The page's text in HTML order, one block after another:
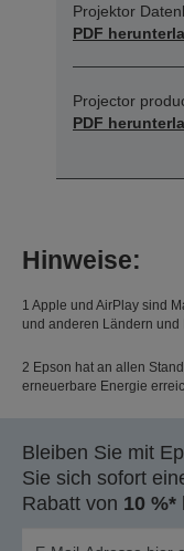
Projektor
PDF
Projector
PDF
Hinweise:
1 Apple und AirPlay sind
und anderen Ländern und
2 Epson hat an allen
erneuerbare Energie
Bleiben Sie mit
Sie sich sofort
Rabatt von 10 %*